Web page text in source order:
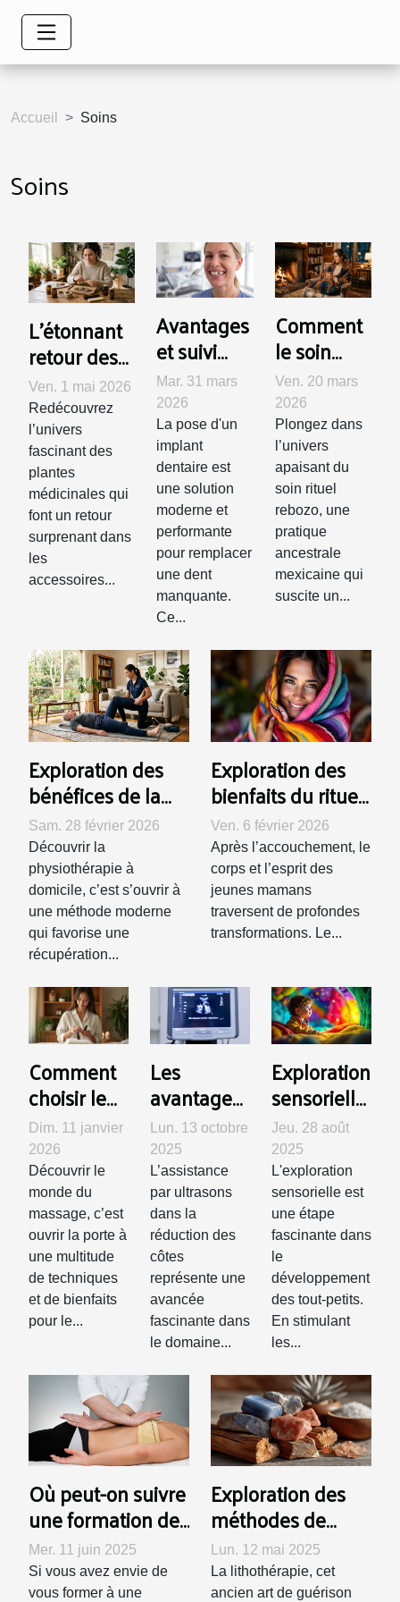
Accueil Soins
Soins
L’étonnant
retour des
plantes
médicinales
dans les
accessoires
pour
fumeurs
Ven. 1 mai 2026
Redécouvrez
l’univers
fascinant des
plantes
médicinales qui
font un retour
surprenant dans
les
accessoires...
Avantages
et suivi
après la
pose d'un
implant
dentaire
Mar. 31 mars
2026
La pose d'un
implant
dentaire est
une solution
moderne et
performante
pour remplacer
une dent
manquante.
Ce...
Comment
le soin
rituel
rebozo
favorise le
bien-être
et la
détente ?
Ven. 20 mars
2026
Plongez dans
l’univers
apaisant du
soin rituel
rebozo, une
pratique
ancestrale
mexicaine qui
suscite un...
Exploration des
bénéfices de la
physiothérapie à
domicile pour la
récupération
rapide
Sam. 28 février 2026
Découvrir la
physiothérapie à
domicile, c’est s’ouvrir à
une méthode moderne
qui favorise une
récupération...
Exploration des
bienfaits du rituel
Rebozo pour les
jeunes mamans
Ven. 6 février 2026
Après l’accouchement, le
corps et l’esprit des
jeunes mamans
traversent de profondes
transformations. Le...
Comment
choisir le
type de
massage
adapté à
vos
besoins ?
Dim. 11 janvier
2026
Découvrir le
monde du
massage, c’est
ouvrir la porte à
une multitude
de techniques
et de bienfaits
pour le...
Les
avantages
de
l'assistance
par
ultrasons
dans la
réduction
des côtes
Lun. 13 octobre
2025
L’assistance
par ultrasons
dans la
réduction des
côtes
représente une
avancée
fascinante dans
le domaine...
Exploration
sensorielle
: activités
pour
stimuler
les cinq
sens chez
les tout-
petits
Jeu. 28 août
2025
L'exploration
sensorielle est
une étape
fascinante dans
le
développement
des tout-petits.
En stimulant
les...
Où peut-on suivre
une formation de
rebouteux à
Lausanne ?
Mer. 11 juin 2025
Si vous avez envie de
vous former à une
Exploration des
méthodes de
purification et de
recharge des
Lun. 12 mai 2025
La lithothérapie, cet
ancien art de guérison